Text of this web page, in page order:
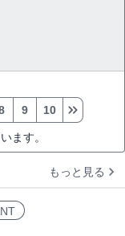
ます。
9 10
もっと見る